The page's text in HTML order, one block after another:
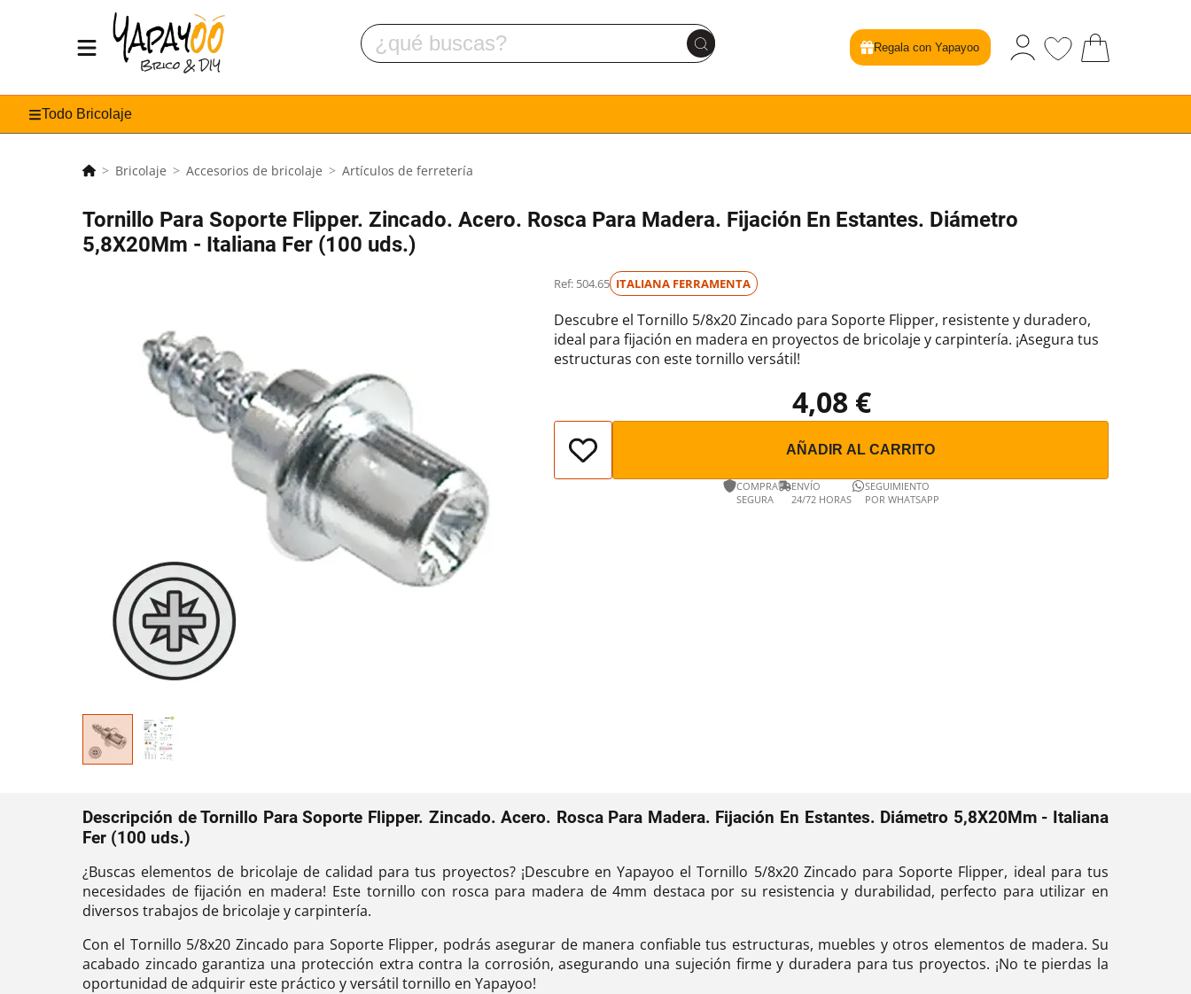
Regala con Yapayoo
Todo Bricolaje
Bricolaje Accesorios de bricolaje Artículos de ferretería
Tornillo Para Soporte Flipper. Zincado. Acero. Rosca Para Madera. Fijación En Estantes. Diámetro
5,8X20Mm - Italiana Fer (100 uds.)
Ref: 504.65 ITALIANA FERRAMENTA
Descubre el Tornillo 5/8x20 Zincado para Soporte Flipper, resistente y duradero,
ideal para fijación en madera en proyectos de bricolaje y carpintería. ¡Asegura tus
estructuras con este tornillo versátil!
4,08 €
AÑADIR AL CARRITO
COMPRA
SEGURA
ENVÍO
24/72 HORAS
SEGUIMIENTO
POR WHATSAPP
Descripción de Tornillo Para Soporte Flipper. Zincado. Acero. Rosca Para Madera. Fijación En Estantes. Diámetro 5,8X20Mm - Italiana
Fer (100 uds.)
¿Buscas elementos de bricolaje de calidad para tus proyectos? ¡Descubre en Yapayoo el Tornillo 5/8x20 Zincado para Soporte Flipper, ideal para tus
necesidades de fijación en madera! Este tornillo con rosca para madera de 4mm destaca por su resistencia y durabilidad, perfecto para utilizar en
diversos trabajos de bricolaje y carpintería.
Con el Tornillo 5/8x20 Zincado para Soporte Flipper, podrás asegurar de manera confiable tus estructuras, muebles y otros elementos de madera. Su
acabado zincado garantiza una protección extra contra la corrosión, asegurando una sujeción firme y duradera para tus proyectos. ¡No te pierdas la
oportunidad de adquirir este práctico y versátil tornillo en Yapayoo!